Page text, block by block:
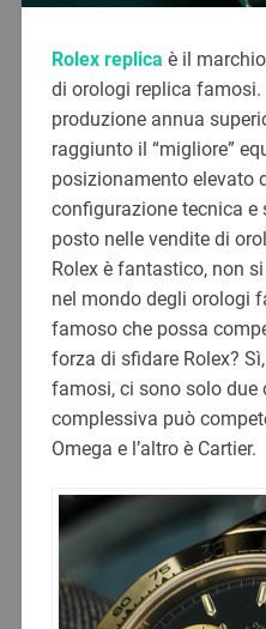
Rolex replica è il
di orologi replica famosi.
produzione annua
raggiunto il “migliore”
posizionamento elevato
configurazione tecnica
posto nelle vendite di
Rolex è fantastico, non
nel mondo degli orologi
famoso che possa
forza di sfidare Rolex?
famosi, ci sono solo
complessiva può
Omega e l’altro è Cartier.